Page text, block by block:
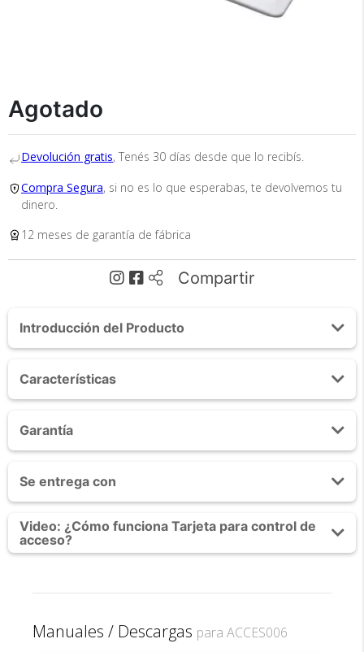
Agotado
Devolución gratis, Tenés 30 días desde que lo recibís.
Compra Segura, si no es lo que esperabas, te devolvemos tu
dinero.
12 meses de garantía de fábrica
Compartir
Introducción del Producto
Características
Formato tipo tarjeta de crédito para guardar en la
billetera
Chip EM4200 de rapida lectura
Frecuencia de 125 Khz
Garantía
Se entrega con
Tarjeta Magnética para controladores de acceso
Video: ¿Cómo funciona Tarjeta para control de
acceso?
Manuales / Descargas para ACCES006
Tu compra segura
Cumplimos con los más altos estándares de
Si no es lo que esperabas, te devolvemos tu
dinero.